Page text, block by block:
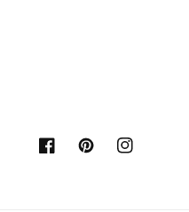
FacebookPinterestInstagram